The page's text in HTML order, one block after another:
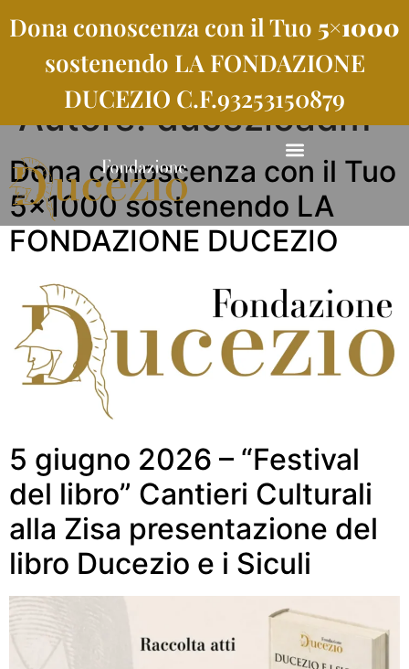
Dona conoscenza con il Tuo 5×1000
sostenendo LA FONDAZIONE
DUCEZIO C.F.93253150879
Autore:ducezioadm
Dona conoscenza con il Tuo
5×1000 sostenendo LA
FONDAZIONE DUCEZIO
5 giugno 2026 – “Festival
del libro” Cantieri Culturali
alla Zisa presentazione del
libro Ducezio e i Siculi